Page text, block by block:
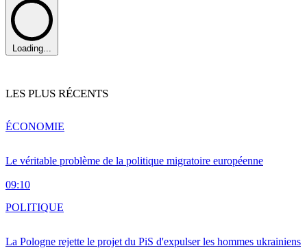
Loading...
LES PLUS RÉCENTS
Le véritable problème de la politique migratoire européenne
09:10
ÉCONOMIE
La Pologne rejette le projet du PiS d'expulser les hommes ukrainiens
POLITIQUE